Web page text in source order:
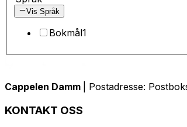
Vis Språk
Bokmål1
Cappelen Damm | Postadresse:
KONTAKT OSS